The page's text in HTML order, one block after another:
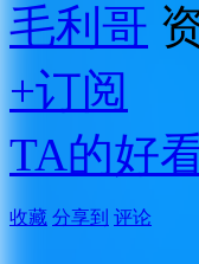
毛利哥
+订阅
TA的好
收藏 分享到 评论